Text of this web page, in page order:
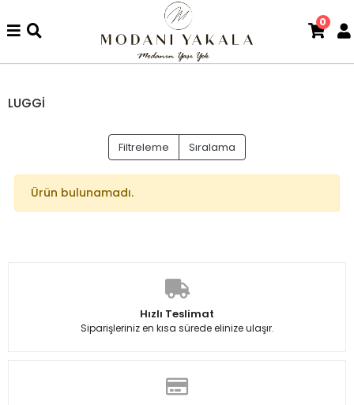
0
LUGGİ
Filtreleme Sıralama
Ürün bulunamadı.
Hızlı Teslimat
Siparişleriniz en kısa sürede elinize ulaşır.